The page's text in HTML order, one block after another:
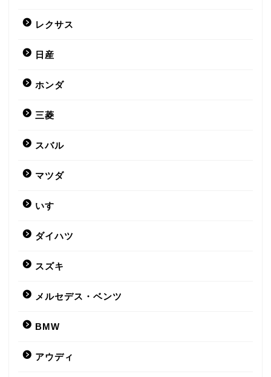
レクサス
日産
ホンダ
三菱
スバル
マツダ
いすゞ
ダイハツ
スズキ
メルセデス・ベンツ
BMW
アウディ